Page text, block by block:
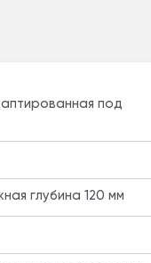
под
глубина 120 мм